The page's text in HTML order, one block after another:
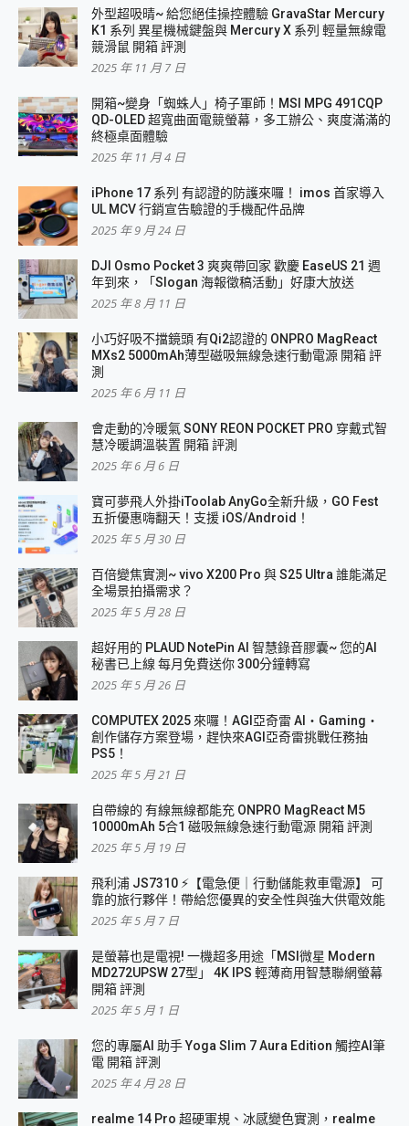
外型超吸晴~ 給您絕佳操控體驗 GravaStar Mercury
K1 系列 異星機械鍵盤與 Mercury X 系列 輕量無線電
競滑鼠 開箱 評測
2025 年 11 月 7 日
開箱~變身「蜘蛛人」椅子軍師！MSI MPG 491CQP
QD-OLED 超寬曲面電競螢幕，多工辦公、爽度滿滿的
終極桌面體驗
2025 年 11 月 4 日
iPhone 17 系列 有認證的防護來囉！ imos 首家導入
UL MCV 行銷宣告驗證的手機配件品牌
2025 年 9 月 24 日
DJI Osmo Pocket 3 爽爽帶回家 歡慶 EaseUS 21 週
年到來，「Slogan 海報徵稿活動」好康大放送
2025 年 8 月 11 日
小巧好吸不擋鏡頭 有Qi2認證的 ONPRO MagReact
MXs2 5000mAh薄型磁吸無線急速行動電源 開箱 評
測
2025 年 6 月 11 日
會走動的冷暖氣 SONY REON POCKET PRO 穿戴式智
慧冷暖調溫裝置 開箱 評測
2025 年 6 月 6 日
寶可夢飛人外掛iToolab AnyGo全新升級，GO Fest
五折優惠嗨翻天！支援 iOS/Android！
2025 年 5 月 30 日
百倍變焦實測~ vivo X200 Pro 與 S25 Ultra 誰能滿足
全場景拍攝需求？
2025 年 5 月 28 日
超好用的 PLAUD NotePin AI 智慧錄音膠囊~ 您的AI
秘書已上線 每月免費送你 300分鐘轉寫
2025 年 5 月 26 日
COMPUTEX 2025 來囉！AGI亞奇雷 AI・Gaming・
創作儲存方案登場，趕快來AGI亞奇雷挑戰任務抽
PS5！
2025 年 5 月 21 日
自帶線的 有線無線都能充 ONPRO MagReact M5
10000mAh 5合1 磁吸無線急速行動電源 開箱 評測
2025 年 5 月 19 日
飛利浦 JS7310 ⚡【電急便｜行動儲能救車電源】 可
靠的旅行夥伴！帶給您優異的安全性與強大供電效能
2025 年 5 月 7 日
是螢幕也是電視! 一機超多用途「MSI微星 Modern
MD272UPSW 27型」 4K IPS 輕薄商用智慧聯網螢幕
開箱 評測
2025 年 5 月 1 日
您的專屬AI 助手 Yoga Slim 7 Aura Edition 觸控AI筆
電 開箱 評測
2025 年 4 月 28 日
realme 14 Pro 超硬軍規、冰感變色實測，realme